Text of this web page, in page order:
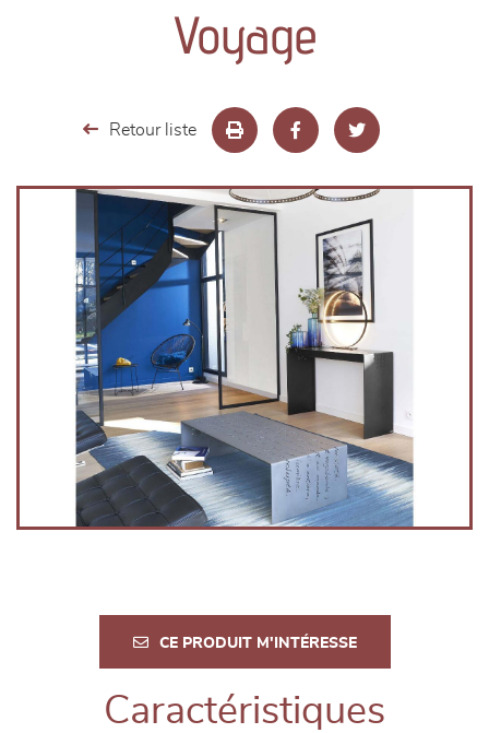
meubles de complémentVoyage
Retour liste
CE PRODUIT M'INTÉRESSE
Caractéristiques